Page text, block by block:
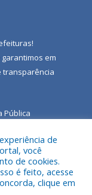
!
em
transparência
Pública
de Porto de
de
você
de cookies.
é feito, acesse
clique em